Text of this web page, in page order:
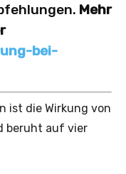
Mehr
bei-
ist die Wirkung von
beruht auf vier